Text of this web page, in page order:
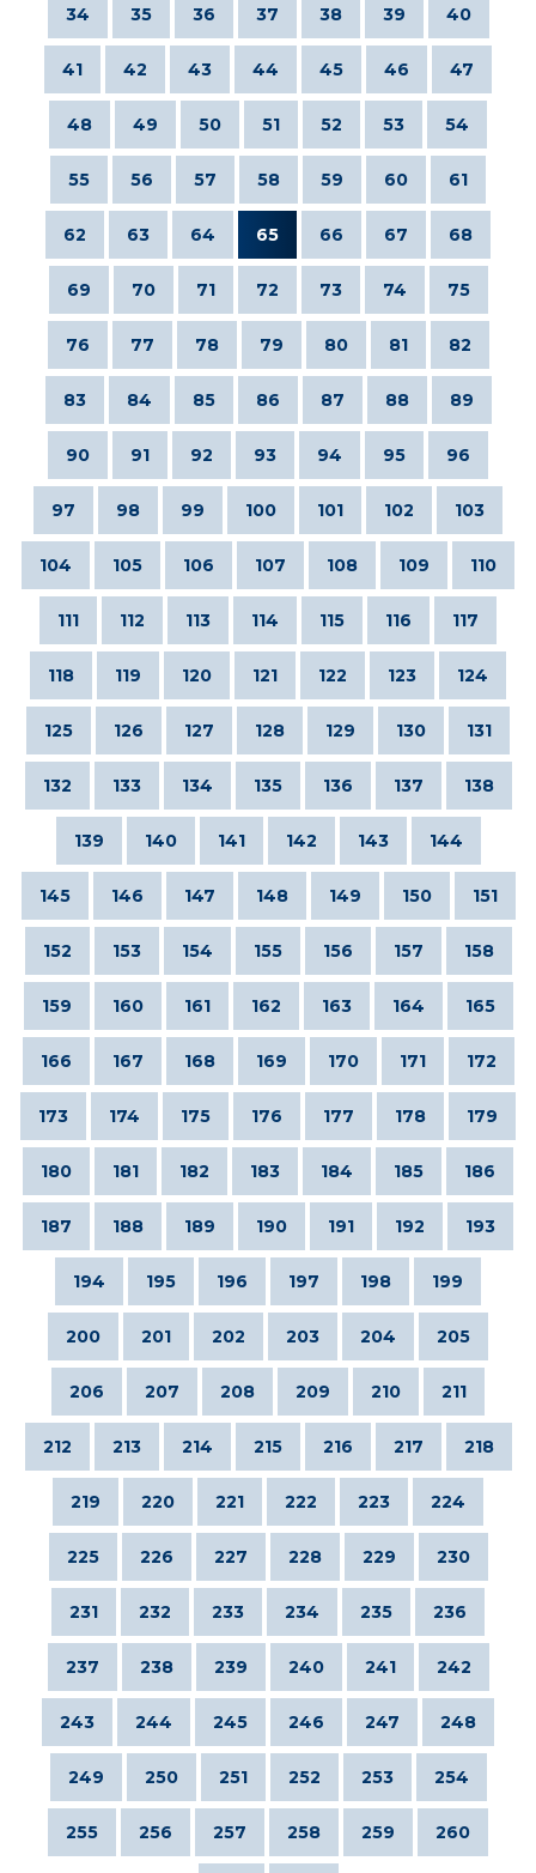
34 35 36 37 38 39 40
41 42 43 44 45 46 47
48 49 50 51 52 53 54
55 56 57 58 59 60 61
62 63 64 65 66 67 68
69 70 71 72 73 74 75
76 77 78 79 80 81 82
83 84 85 86 87 88 89
90 91 92 93 94 95 96
97 98 99 100 101 102 103
104 105 106 107 108 109 110
111 112 113 114 115 116 117
118 119 120 121 122 123 124
125 126 127 128 129 130 131
132 133 134 135 136 137 138
139 140 141 142 143 144
145 146 147 148 149 150 151
152 153 154 155 156 157 158
159 160 161 162 163 164 165
166 167 168 169 170 171 172
173 174 175 176 177 178 179
180 181 182 183 184 185 186
187 188 189 190 191 192 193
194 195 196 197 198 199
200 201 202 203 204 205
206 207 208 209 210 211
212 213 214 215 216 217 218
219 220 221 222 223 224
225 226 227 228 229 230
231 232 233 234 235 236
237 238 239 240 241 242
243 244 245 246 247 248
249 250 251 252 253 254
255 256 257 258 259 260